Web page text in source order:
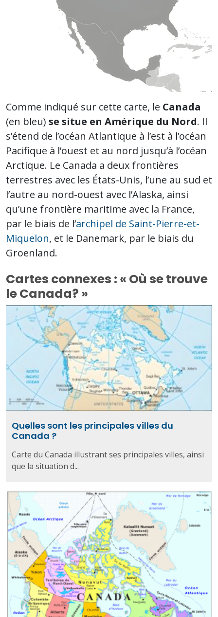
Comme indiqué sur cette carte, le Canada
(en bleu) se situe en Amérique du Nord. Il
s’étend de l’océan Atlantique à l’est à l’océan
Pacifique à l’ouest et au nord jusqu’à l’océan
Arctique. Le Canada a deux frontières
terrestres avec les États-Unis, l’une au sud et
l’autre au nord-ouest avec l’Alaska, ainsi
qu’une frontière maritime avec la France,
par le biais de l’archipel de Saint-Pierre-et-
Miquelon, et le Danemark, par le biais du
Groenland.
Cartes connexes : « Où se trouve
le Canada? »
Quelles sont les principales villes du
Canada ?
Carte du Canada illustrant ses principales villes, ainsi
que la situation d...